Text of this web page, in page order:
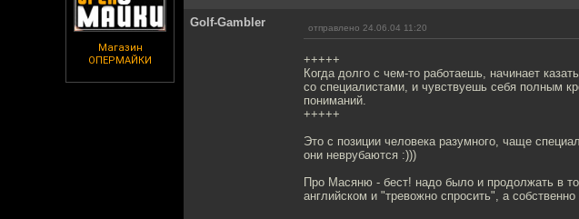
Магазин
ОПЕРМАЙКИ
Golf-Gambler отправлено 24.06.04 11:20
+++++
Когда долго с чем-то работаешь, начинает
со специалистами, и чувствуешь себя полным
пониманий.
+++++
Это с позиции человека разумного, чаще
они неврубаются :)))
Про Масяню - бест! надо было и продолжать в
английском и "тревожно спросить", а